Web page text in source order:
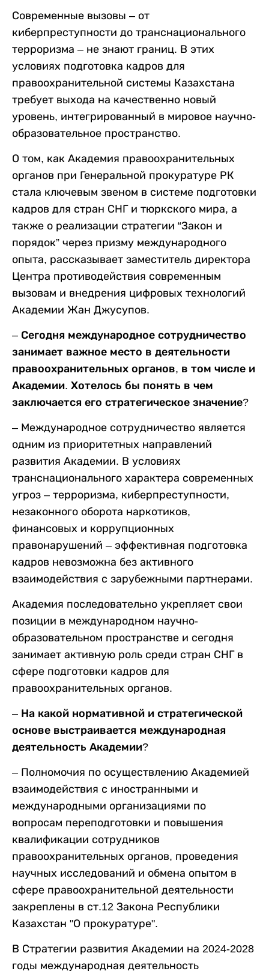
Современные вызовы – от
киберпреступности до транснационального
терроризма – не знают границ. В этих
условиях подготовка кадров для
правоохранительной системы Казахстана
требует выхода на качественно новый
уровень, интегрированный в мировое научно-
образовательное пространство.
О том, как Академия правоохранительных
органов при Генеральной прокуратуре РК
стала ключевым звеном в системе подготовки
кадров для стран СНГ и тюркского мира, а
также о реализации стратегии “Закон и
порядок” через призму международного
опыта, рассказывает заместитель директора
Центра противодействия современным
вызовам и внедрения цифровых технологий
Академии Жан Джусупов.
– Сегодня международное сотрудничество
занимает важное место в деятельности
правоохранительных органов, в том числе и
Академии. Хотелось бы понять в чем
заключается его стратегическое значение?
– Международное сотрудничество является
одним из приоритетных направлений
развития Академии. В условиях
транснационального характера современных
угроз – терроризма, киберпреступности,
незаконного оборота наркотиков,
финансовых и коррупционных
правонарушений – эффективная подготовка
кадров невозможна без активного
взаимодействия с зарубежными партнерами.
Академия последовательно укрепляет свои
позиции в международном научно-
образовательном пространстве и сегодня
занимает активную роль среди стран СНГ в
сфере подготовки кадров для
правоохранительных органов.
– На какой нормативной и стратегической
основе выстраивается международная
деятельность Академии?
– Полномочия по осуществлению Академией
взаимодействия с иностранными и
международными организациями по
вопросам переподготовки и повышения
квалификации сотрудников
правоохранительных органов, проведения
научных исследований и обмена опытом в
сфере правоохранительной деятельности
закреплены в ст.12 Закона Республики
Казахстан "О прокуратуре".
В Стратегии развития Академии на 2024-2028
годы международная деятельность